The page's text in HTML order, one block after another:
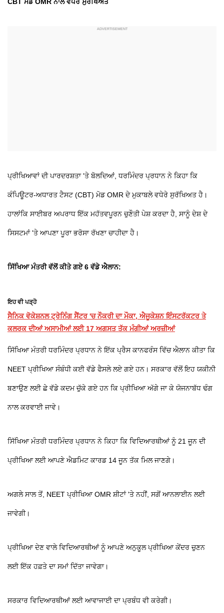
ਪ੍ਰੀਖਿਆਵਾਂ ਦੀ ਪਾਰਦਰਸ਼ਤਾ 'ਤੇ ਬੋਲਦਿਆਂ, ਧਰਮਿੰਦਰ ਪ੍ਰਧਾਨ ਨੇ ਕਿਹਾ ਕਿ
ਕੰਪਿਊਟਰ-ਅਧਾਰਤ ਟੈਸਟ (CBT) ਮੋਡ OMR ਦੇ ਮੁਕਾਬਲੇ ਵਧੇਰੇ ਸੁਰੱਖਿਅਤ ਹੈ।
ਹਾਲਾਂਕਿ ਸਾਈਬਰ ਅਪਰਾਧ ਇੱਕ ਮਹੱਤਵਪੂਰਨ ਚੁਣੌਤੀ ਪੇਸ਼ ਕਰਦਾ ਹੈ, ਸਾਨੂੰ ਦੇਸ਼ ਦੇ
ਸਿਸਟਮਾਂ 'ਤੇ ਆਪਣਾ ਪੂਰਾ ਭਰੋਸਾ ਰੱਖਣਾ ਚਾਹੀਦਾ ਹੈ।
ਸਿੱਖਿਆ ਮੰਤਰੀ ਵੱਲੋਂ ਕੀਤੇ ਗਏ 6 ਵੱਡੇ ਐਲਾਨ:
ਇਹ ਵੀ ਪੜ੍ਹੋ
ਸੈਨਿਕ ਵੋਕੇਸ਼ਨਲ ਟ੍ਰੇਨਿੰਗ ਸੈਂਟਰ 'ਚ ਨੌਕਰੀ ਦਾ ਮੌਕਾ, ਐਜੂਕੇਸ਼ਨ ਇੰਸਟਰੱਕਟਰ ਤੇ
ਕਲਰਕ ਦੀਆਂ ਅਸਾਮੀਆਂ ਲਈ 17 ਅਗਸਤ ਤੱਕ ਮੰਗੀਆਂ ਅਰਜ਼ੀਆਂ
ਸਿੱਖਿਆ ਮੰਤਰੀ ਧਰਮਿੰਦਰ ਪ੍ਰਧਾਨ ਨੇ ਇੱਕ ਪ੍ਰੈਸ ਕਾਨਫਰੰਸ ਵਿੱਚ ਐਲਾਨ ਕੀਤਾ ਕਿ
NEET ਪ੍ਰੀਖਿਆ ਸੰਬੰਧੀ ਕਈ ਵੱਡੇ ਫੈਸਲੇ ਲਏ ਗਏ ਹਨ। ਸਰਕਾਰ ਵੱਲੋਂ ਇਹ ਯਕੀਨੀ
ਬਣਾਉਣ ਲਈ ਛੇ ਵੱਡੇ ਕਦਮ ਚੁੱਕੇ ਗਏ ਹਨ ਕਿ ਪ੍ਰੀਖਿਆ ਅੱਗੇ ਜਾ ਕੇ ਯੋਜਨਾਬੱਧ ਢੰਗ
ਨਾਲ ਕਰਵਾਈ ਜਾਵੇ।
ਸਿੱਖਿਆ ਮੰਤਰੀ ਧਰਮਿੰਦਰ ਪ੍ਰਧਾਨ ਨੇ ਕਿਹਾ ਕਿ ਵਿਦਿਆਰਥੀਆਂ ਨੂੰ 21 ਜੂਨ ਦੀ
ਪ੍ਰੀਖਿਆ ਲਈ ਆਪਣੇ ਐਡਮਿਟ ਕਾਰਡ 14 ਜੂਨ ਤੱਕ ਮਿਲ ਜਾਣਗੇ।
ਅਗਲੇ ਸਾਲ ਤੋਂ, NEET ਪ੍ਰੀਖਿਆ OMR ਸ਼ੀਟਾਂ 'ਤੇ ਨਹੀਂ, ਸਗੋਂ ਆਨਲਾਈਨ ਲਈ
ਜਾਵੇਗੀ।
ਪ੍ਰੀਖਿਆ ਦੇਣ ਵਾਲੇ ਵਿਦਿਆਰਥੀਆਂ ਨੂੰ ਆਪਣੇ ਅਨੁਕੂਲ ਪ੍ਰੀਖਿਆ ਕੇਂਦਰ ਚੁਣਨ
ਲਈ ਇੱਕ ਹਫ਼ਤੇ ਦਾ ਸਮਾਂ ਦਿੱਤਾ ਜਾਵੇਗਾ।
ਸਰਕਾਰ ਵਿਦਿਆਰਥੀਆਂ ਲਈ ਆਵਾਜਾਈ ਦਾ ਪ੍ਰਬੰਧ ਵੀ ਕਰੇਗੀ।